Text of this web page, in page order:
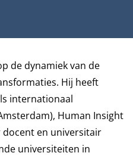
de dynamiek van de
Hij heeft
internationaal
Human Insight
docent en universitair
universiteiten in